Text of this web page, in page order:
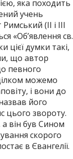
яка походить
учень
(II і III
«Об’явлення св.
цієї думки такі,
що автор
певного
можемо
і вони до
його
цього звороту.
він був Сином
скорого
в Євангелії.